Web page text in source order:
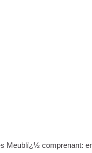
Meublï¿½ comprenant: